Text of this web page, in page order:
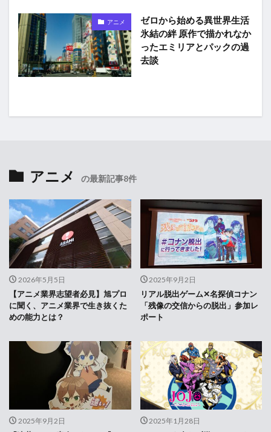
アニメ
ゼロから始める異世界生活
氷結の絆 原作で描かれなか
ったエミリアとパックの過
去談
アニメ の最新記事8件
2026年5月5日
【アニメ業界志望者必見】旭プロ
に聞く、アニメ業界で生き抜くた
めの能力とは？
2025年9月2日
リアル脱出ゲーム✕名探偵コナン
「残像の交信からの脱出」参加レ
ポート
2025年9月2日 2025年1月28日